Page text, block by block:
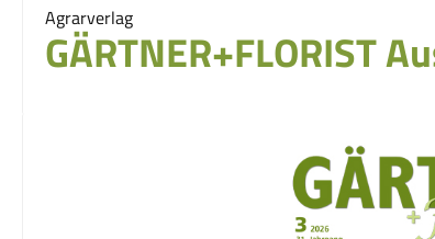
Agrarverlag
GÄRTNER+FLORIST